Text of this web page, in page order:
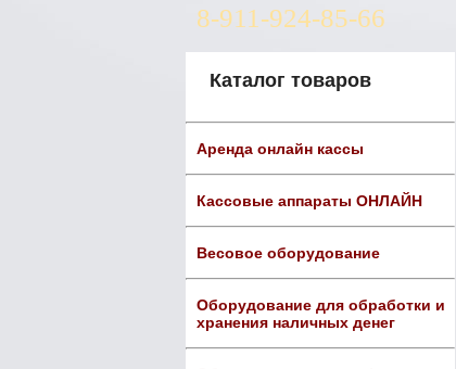
8-911-924-85-66
Каталог товаров
Аренда онлайн кассы
Кассовые аппараты ОНЛАЙН
Весовое оборудование
Оборудование для обработки и
хранения наличных денег